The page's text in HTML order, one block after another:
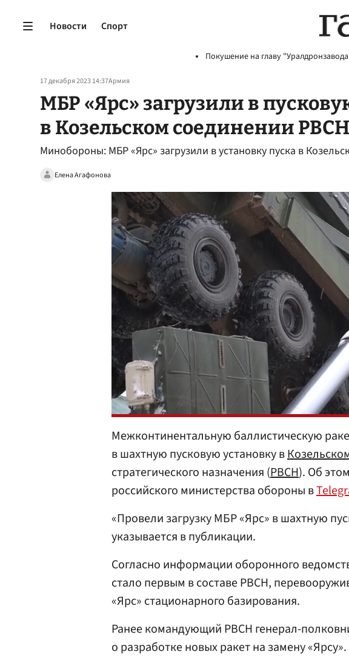
Новости Спорт
Покушение на главу
17 декабря 2023 14:37Армия
МБР «Ярс» загрузили в
в Козельском соединении РВСН
Минобороны: МБР «Ярс» загрузили в установку пуска в
Елена Агафонова
Межконтинентальную баллистическую
в шахтную пусковую установку в
стратегического назначения (РВСН). Об
российского министерства обороны в
«Провели загрузку МБР «Ярс» в шахтную
указывается в публикации.
Согласно информации оборонного
стало первым в составе РВСН,
«Ярс» стационарного базирования.
Ранее командующий РВСН генерал-
о разработке новых ракет на замену «Ярсу».